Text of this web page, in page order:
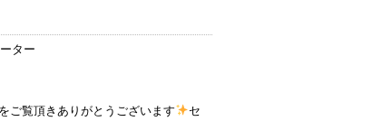
ター
ご覧頂きありがとうございます
セ